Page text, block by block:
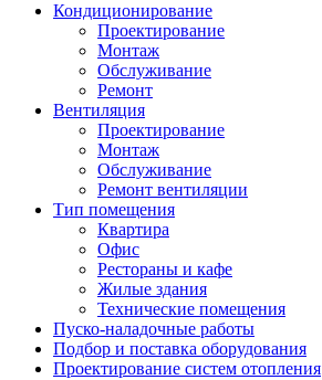
Кондиционирование
Проектирование
Монтаж
Обслуживание
Ремонт
Вентиляция
Проектирование
Монтаж
Обслуживание
Ремонт вентиляции
Тип помещения
Квартира
Офис
Рестораны и кафе
Жилые здания
Технические помещения
Пуско-наладочные работы
Подбор и поставка оборудования
Проектирование систем отопления